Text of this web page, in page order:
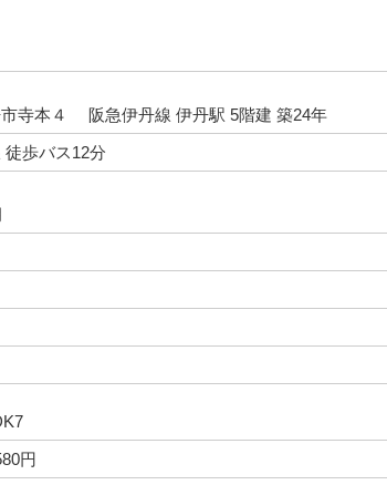
寺本４ 阪急伊丹線 伊丹駅 5階建 築24年
徒歩バス12分
円